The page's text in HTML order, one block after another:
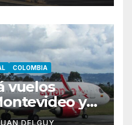
COLOMBIA
vuelos
y
DELGUY